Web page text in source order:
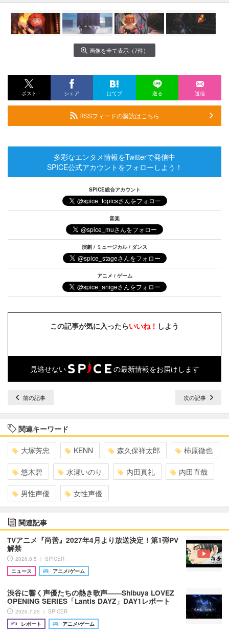
画像を全て表示（7件）
ポスト シェア はてブ 送る 送信
RSSフィードの購読はこちら
多彩なエンタメ情報をTwitterで発信中
SPICE公式アカウントをフォローしよう！
SPICE総合アカウント
音楽
演劇 / ミュージカル / ダンス
アニメ / ゲーム
この記事が気に入ったらいいね！ しよう
見逃せない の最新情報をお届けします
前の記事 次の記事
関連キーワード
大塚芳忠 KENN 森久保祥太郎 柿原徹也
悠木碧 水瀬いのり 内田真礼 内田直哉
男性声優 女性声優
関連記事
TVアニメ『尚善』2027年4月より放送決定！第1弾PV
解禁
2026.8.5 ｜ SPICER
ニュース
アニメ/ゲーム
渋谷に響く声優たちの熱き歌声――Shibuya LOVEZ
OPENING SERIES「Lantis DAYZ」DAY1レポート
2026.7.25 ｜ SPICER
レポート
アニメ/ゲーム